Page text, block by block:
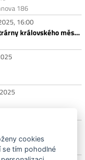
186
16:00
Komentované prohlídky Elektrárny královského města Písku
cookies
se tím pohodlné